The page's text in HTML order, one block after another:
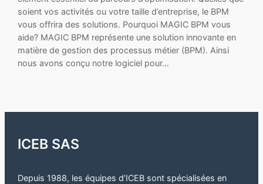
soient vos activités ou votre taille d’entreprise, le BPM
vous offrira des solutions. Pourquoi MAGIC BPM vous
aide? MAGIC BPM représente une solution innovante en
matière de gestion des processus métier (BPM). Ainsi
nous avons conçu notre logiciel pour…
ICEB SAS
Depuis 1988, les équipes d’ICEB sont spécialisées en